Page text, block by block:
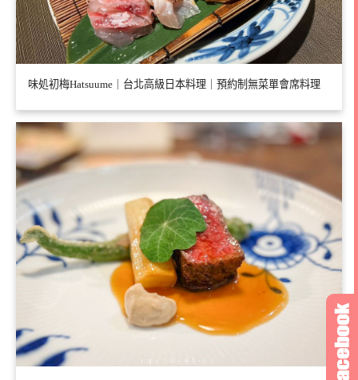
味処初梅Hatsuume｜台北高級日本料理｜預約制無菜單會席料理